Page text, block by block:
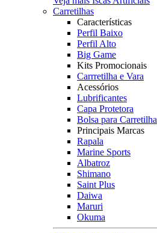
Carretilhas
Características
Perfil Baixo
Perfil Alto
Big Game
Kits Promocionais
Carrretilha e Vara
Acessórios
Lubrificantes
Capa Protetora
Bolsa para Carretilha
Principais Marcas
Rapala
Marine Sports
Albatroz
Shimano
Saint Plus
Daiwa
Maruri
Okuma